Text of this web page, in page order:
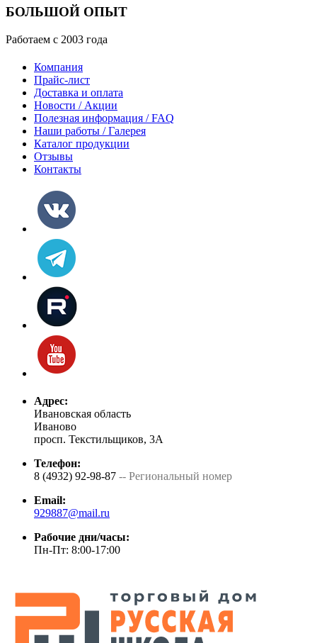
БОЛЬШОЙ ОПЫТ
Работаем с 2003 года
Компания
Прайс-лист
Доставка и оплата
Новости / Акции
Полезная информация / FAQ
Наши работы / Галерея
Каталог продукции
Отзывы
Контакты
Адрес:
Ивановская область
Иваново
просп. Текстильщиков, 3А
Телефон:
8 (4932) 92-98-87 -- Региональный номер
Email:
929887@mail.ru
Рабочие дни/часы:
Пн-Пт: 8:00-17:00